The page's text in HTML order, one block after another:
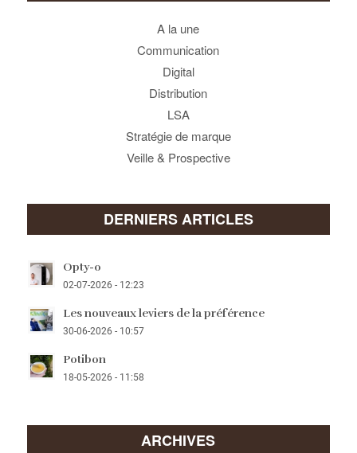
A la une
Communication
Digital
Distribution
LSA
Stratégie de marque
Veille & Prospective
DERNIERS ARTICLES
Opty-o
02-07-2026 - 12:23
Les nouveaux leviers de la préférence
30-06-2026 - 10:57
Potibon
18-05-2026 - 11:58
ARCHIVES